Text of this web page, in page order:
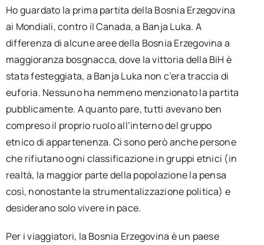
Ho guardato la prima partita della Bosnia Erzegovina
ai Mondiali, contro il Canada, a Banja Luka. A
differenza di alcune aree della Bosnia Erzegovina a
maggioranza bosgnacca, dove la vittoria della BiH è
stata festeggiata, a Banja Luka non c’era traccia di
euforia. Nessuno ha nemmeno menzionato la partita
pubblicamente. A quanto pare, tutti avevano ben
compreso il proprio ruolo all’interno del gruppo
etnico di appartenenza. Ci sono però anche persone
che rifiutano ogni classificazione in gruppi etnici (in
realtà, la maggior parte della popolazione la pensa
così, nonostante la strumentalizzazione politica) e
desiderano solo vivere in pace.
Per i viaggiatori, la Bosnia Erzegovina è un paese